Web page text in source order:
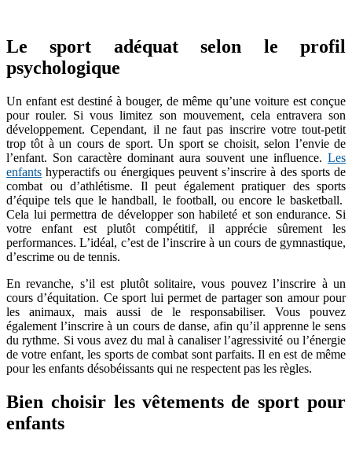
Le sport adéquat selon le profil
psychologique
Un enfant est destiné à bouger, de même qu’une voiture est conçue
pour rouler. Si vous limitez son mouvement, cela entravera son
développement. Cependant, il ne faut pas inscrire votre tout-petit
trop tôt à un cours de sport. Un sport se choisit, selon l’envie de
l’enfant. Son caractère dominant aura souvent une influence. Les
enfants hyperactifs ou énergiques peuvent s’inscrire à des sports de
combat ou d’athlétisme. Il peut également pratiquer des sports
d’équipe tels que le handball, le football, ou encore le basketball.
Cela lui permettra de développer son habileté et son endurance. Si
votre enfant est plutôt compétitif, il apprécie sûrement les
performances. L’idéal, c’est de l’inscrire à un cours de gymnastique,
d’escrime ou de tennis.
En revanche, s’il est plutôt solitaire, vous pouvez l’inscrire à un
cours d’équitation. Ce sport lui permet de partager son amour pour
les animaux, mais aussi de le responsabiliser. Vous pouvez
également l’inscrire à un cours de danse, afin qu’il apprenne le sens
du rythme. Si vous avez du mal à canaliser l’agressivité ou l’énergie
de votre enfant, les sports de combat sont parfaits. Il en est de même
pour les enfants désobéissants qui ne respectent pas les règles.
Bien choisir les vêtements de sport pour
enfants